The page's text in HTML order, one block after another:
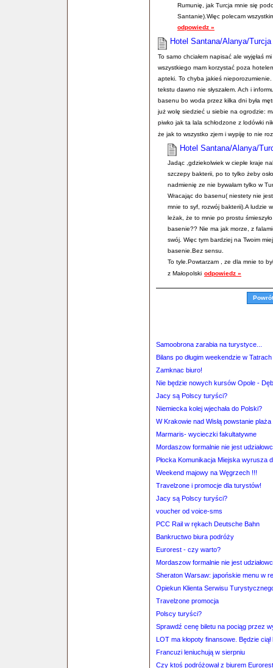
Rumunię, jak Turcja mnie się
Santanie).Więc polecam
odpowiedz »
Hotel Santana/Alanya/Turcja
To samo chciałem napisać ale wyjęłaś
wszystkiego mam korzystać poza
apteki. To chyba jakieś
tekstu dawno nie słyszałem. Ach i
basenu bo woda przez kilka dni była
już wolę siedzieć u siebie na ogrodzie:
piwko jak ta lala schłodzone z lodówki
że jak to wszystko zjem i wypiję to nie
Hotel Santana/Alanya/
Jadąc ,gdziekolwiek w ciepłe kraje
szczepy bakterii, po to tylko żeby
nadmienię ze nie bywałam tylko w
Wracając do basenu( niestety nie
mnie to syf, rozwój bakterii).A ludzie
leżak, że to mnie po prostu
basenie?? Nie ma jak morze, z
swój. Więc tym bardziej na Twoim
basenie.Bez sensu.
To tyle.Powtarzam , ze dla mnie to
z Małopolski odpowiedz »
Samoobrona zarabia na turystyce...
Bilans po długim weekendzie w Tatrach
Zamknac biuro!
Nie będzie nowych kursów Opole -
Jacy są Polscy turyści?
Niemiecka kolej wjechała do Polski?
W Krakowie nad Wisłą powstanie plaża
Marmaris- wycieczki fakultatywne
Mordaszow formalnie nie jest
Płocka Komunikacja Miejska wyrusza
Weekend majowy na Węgrzech !!!
Travelzone i promocje dla turystów!
Jacy są Polscy turyści?
voucher od voice-sms
PCC Rail w rękach Deutsche Bahn
Bankructwo biura podróży
Eurorest - czy warto?
Mordaszow formalnie nie jest
Sheraton Warsaw: japońskie menu w
Opiekun Klienta Serwisu
Travelzone promocja
Polscy turyści?
Sprawdź cenę biletu na pociąg przez
LOT ma kłopoty finansowe. Będzie
Francuzi leniuchują w sierpniu
Czy ktoś podróżował z biurem